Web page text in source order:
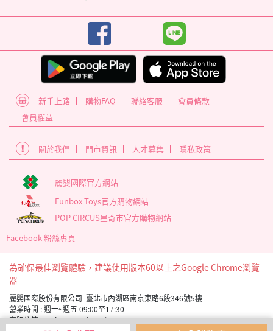
新手上路 購物FAQ 聯絡客服
會員條款
會員權益
關於我們 門市資訊 人才募集 隱私政策
麗嬰國際官方網站
Funbox Toys官方購物網站
POP CIRCUS星奇市官方購物網站
Facebook 粉絲專頁
為確保最佳瀏覽體驗，建議使用版本60以上之Google Chrome瀏覽
器
麗嬰國際股份有限公司 臺北市內湖區南京東路6段346號5樓
營業時間 : 週一~週五 09:00至17:30
客服信箱 service_member@letoy.com.tw